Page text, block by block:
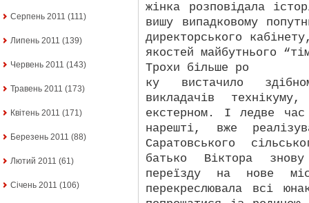
Серпень 2011 (111)
Липень 2011 (139)
Червень 2011 (143)
Травень 2011 (173)
Квітень 2011 (171)
Березень 2011 (88)
Лютий 2011 (61)
Січень 2011 (106)
жінка розповідала
вишу випадковому
директорського
якостей майбутнього
Трохи більше ро
ку вистачило
викладачів
екстерном. І ледве
нарешті, вже
Саратовського
батько Віктора
переїзду на нове
перекреслювала всі